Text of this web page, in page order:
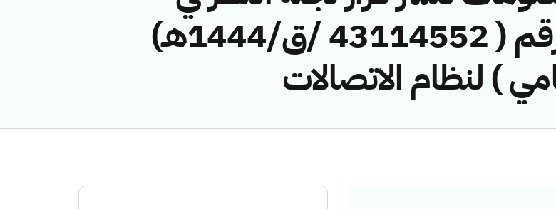
مخالفات نظام الاتصالات رقم ( 43114552 /ق/1444هـ)
) لنظام الاتصالات